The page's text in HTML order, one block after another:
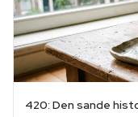
420: Den sande